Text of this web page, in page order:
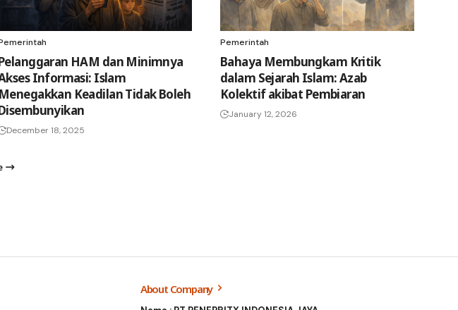
HAM dan Minimnya
Informasi: Islam
Menegakkan Keadilan Tidak Boleh
December 18, 2025
Pemerintah
Bahaya Membungkam Kritik
dalam Sejarah Islam: Azab
Kolektif akibat Pembiaran
January 12, 2026
About Company